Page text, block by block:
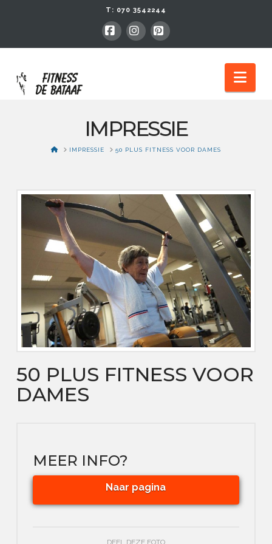
T: 070 3542244
Facebook
Instagram
Pinterest
IMPRESSIE
HOMEIMPRESSIE 50 PLUS FITNESS VOOR DAMES
50 PLUS FITNESS VOOR
DAMES
MEER INFO?
Naar pagina
DEEL DEZE FOTO